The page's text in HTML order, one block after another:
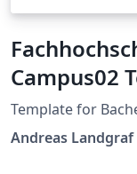
Campus02
Template for
Andreas Landgraf